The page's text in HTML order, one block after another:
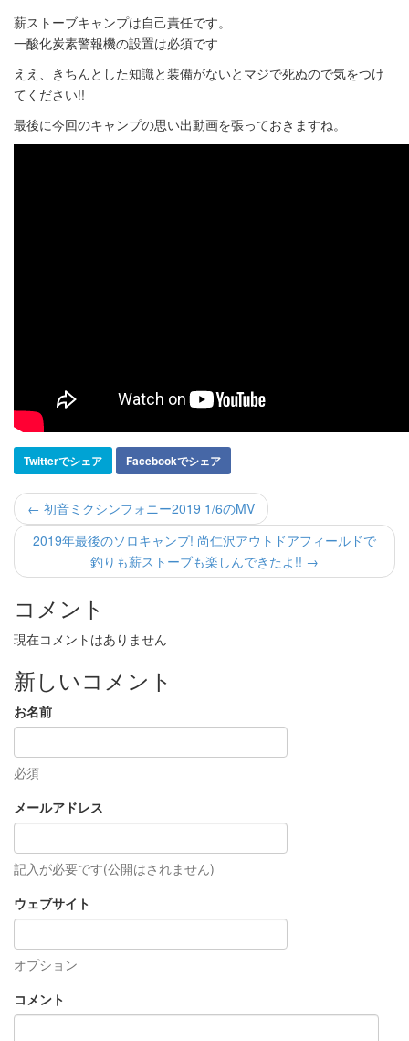
薪ストーブキャンプは自己責任です。
一酸化炭素警報機の設置は必須です
ええ、きちんとした知識と装備がないとマジで死ぬので気をつけ
てください!!
最後に今回のキャンプの思い出動画を張っておきますね。
Twitterでシェア Facebookでシェア
← 初音ミクシンフォニー2019 1/6のMV
2019年最後のソロキャンプ! 尚仁沢アウトドアフィールドで
釣りも薪ストーブも楽しんできたよ!! →
コメント
現在コメントはありません
新しいコメント
お名前
必須
メールアドレス
記入が必要です(公開はされません)
ウェブサイト
オプション
コメント